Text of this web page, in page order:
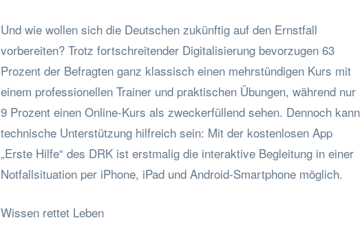
Und wie wollen sich die Deutschen zukünftig auf den Ernstfall
vorbereiten? Trotz fortschreitender Digitalisierung bevorzugen 63
Prozent der Befragten ganz klassisch einen mehrstündigen Kurs mit
einem professionellen Trainer und praktischen Übungen, während nur
9 Prozent einen Online-Kurs als zweckerfüllend sehen. Dennoch kann
technische Unterstützung hilfreich sein: Mit der kostenlosen App
„Erste Hilfe“ des DRK ist erstmalig die interaktive Begleitung in einer
Notfallsituation per iPhone, iPad und Android-Smartphone möglich.
Wissen rettet Leben